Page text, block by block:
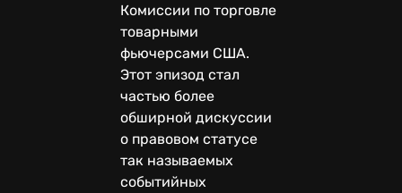
Комиссии по торговле
товарными
фьючерсами США.
Этот эпизод стал
частью более
обширной дискуссии
о правовом статусе
так называемых
событийных